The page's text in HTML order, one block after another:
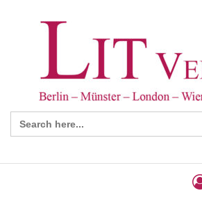
Search
for: